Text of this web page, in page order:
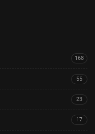
168
55
23
17